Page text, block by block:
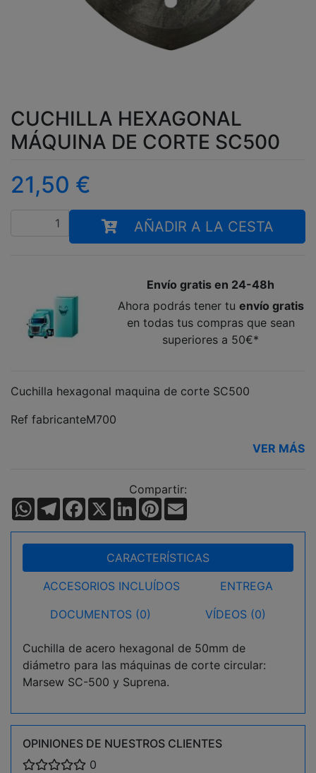
CUCHILLA HEXAGONAL
MÁQUINA DE CORTE SC500
21,50 €
Cantidad
AÑADIR A LA CESTA
Envío gratis en 24-48h
Ahora podrás tener tu envío gratis
en todas tus compras que sean
superiores a 50€*
Cuchilla hexagonal maquina de corte SC500
Ref fabricanteM700
VER MÁS
Compartir:
WhatsApp
TelegramFacebook
X LinkedInPinterest
CARACTERÍSTICAS
ACCESORIOS INCLUÍDOS
ENTREGA
DOCUMENTOS (0)
VÍDEOS (0)
Cuchilla de acero hexagonal de 50mm de
diámetro para las máquinas de corte circular:
Marsew SC-500 y Suprena.
OPINIONES DE NUESTROS CLIENTES
0